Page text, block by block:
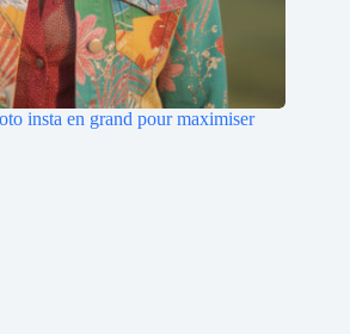
insta en grand pour maximiser